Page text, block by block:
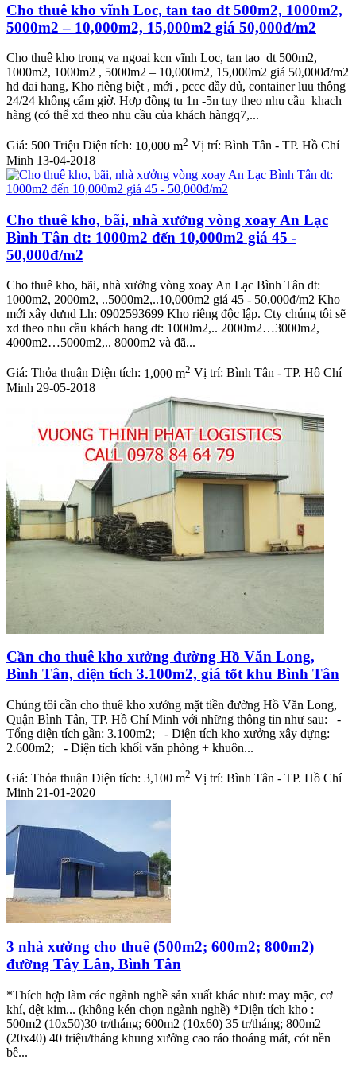
Cho thuê kho vĩnh Loc, tan tao dt 500m2, 1000m2,
5000m2 – 10,000m2, 15,000m2 giá 50,000đ/m2
Cho thuê kho trong va ngoai kcn vĩnh Loc, tan tao dt 500m2,
1000m2, 1000m2 , 5000m2 – 10,000m2, 15,000m2 giá 50,000đ/m2
hd dai hang, Kho riêng biệt , mới , pccc đầy đủ, container luu thông
24/24 không cấm giờ. Hơp đồng tu 1n -5n tuy theo nhu cầu khach
hàng (có thể xd theo nhu cầu của khách hàngq7,...
Giá: 500 Triệu Diện tích: 10,000 m2 Vị trí: Bình Tân - TP. Hồ Chí
Minh 13-04-2018
Cho thuê kho, bãi, nhà xưởng vòng xoay An Lạc
Bình Tân dt: 1000m2 đến 10,000m2 giá 45 -
50,000đ/m2
Cho thuê kho, bãi, nhà xưởng vòng xoay An Lạc Bình Tân dt:
1000m2, 2000m2, ..5000m2,..10,000m2 giá 45 - 50,000đ/m2 Kho
mới xây dưnd Lh: 0902593699 Kho riêng độc lập. Cty chúng tôi sẽ
xd theo nhu cầu khách hang dt: 1000m2,.. 2000m2…3000m2,
4000m2…5000m2,.. 8000m2 và đã...
Giá: Thỏa thuận Diện tích: 1,000 m2 Vị trí: Bình Tân - TP. Hồ Chí
Minh 29-05-2018
Cần cho thuê kho xưởng đường Hồ Văn Long,
Bình Tân, diện tích 3.100m2, giá tốt khu Bình Tân
Chúng tôi cần cho thuê kho xưởng mặt tiền đường Hồ Văn Long,
Quận Bình Tân, TP. Hồ Chí Minh với những thông tin như sau: -
Tổng diện tích gần: 3.100m2; - Diện tích kho xưởng xây dựng:
2.600m2; - Diện tích khối văn phòng + khuôn...
Giá: Thỏa thuận Diện tích: 3,100 m2 Vị trí: Bình Tân - TP. Hồ Chí
Minh 21-01-2020
3 nhà xưởng cho thuê (500m2; 600m2; 800m2)
đường Tây Lân, Bình Tân
*Thích hợp làm các ngành nghề sản xuất khác như: may mặc, cơ
khí, dệt kim... (không kén chọn ngành nghề) *Diện tích kho :
500m2 (10x50)30 tr/tháng; 600m2 (10x60) 35 tr/tháng; 800m2
(20x40) 40 triệu/tháng khung xưởng cao ráo thoáng mát, cót nền
bê...